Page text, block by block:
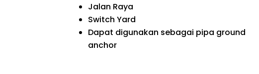
Jalan Raya
Switch Yard
Dapat digunakan sebagai pipa ground
anchor